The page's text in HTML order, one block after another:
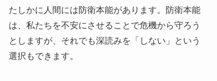
たしかに人間には防衛本能があります。防衛本能
は、私たちを不安にさせることで危機から守ろう
としますが、それでも深読みを「しない」という
選択もできます。